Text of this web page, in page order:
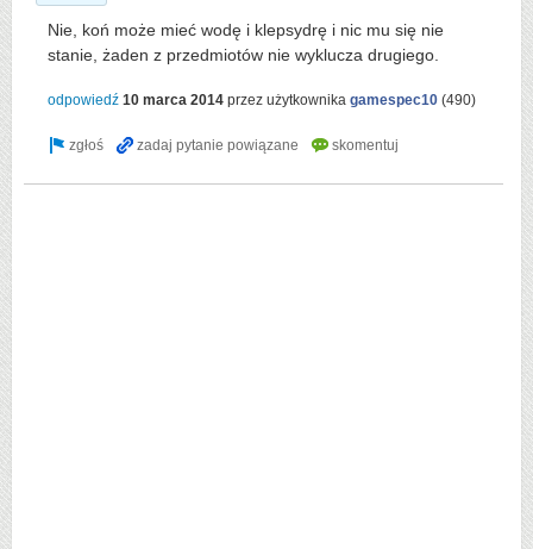
Nie, koń może mieć wodę i klepsydrę i nic mu się nie
stanie, żaden z przedmiotów nie wyklucza drugiego.
odpowiedź 10 marca 2014 przez użytkownika gamespec10 (490)